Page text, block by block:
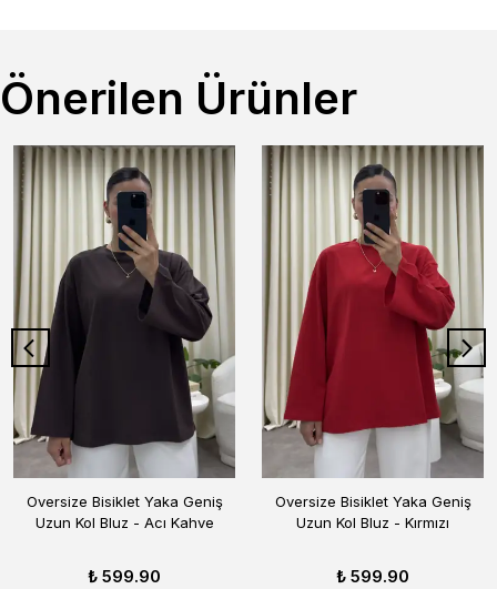
Önerilen Ürünler
Oversize Bisiklet Yaka Geniş
Uzun Kol Bluz - Acı Kahve
₺ 599.90
Oversize Bisiklet Yaka Geniş
Uzun Kol Bluz - Kırmızı
₺ 599.90